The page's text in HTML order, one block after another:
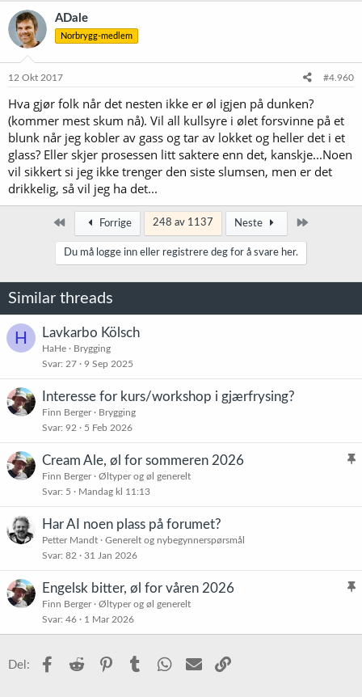
ADale
Norbrygg-medlem
12 Okt 2017 #4.960
Hva gjør folk når det nesten ikke er øl igjen på dunken?
(kommer mest skum nå). Vil all kullsyre i ølet forsvinne på et
blunk når jeg kobler av gass og tar av lokket og heller det i et
glass? Eller skjer prosessen litt saktere enn det, kanskje...Noen
vil sikkert si jeg ikke trenger den siste slumsen, men er det
drikkelig, så vil jeg ha det...
Først Forrige 248 av 1137 Neste
Du må logge inn eller registrere deg for å svare her.
Similar threads
H Lavkarbo Kölsch
HaHe
Brygging
Svar 27 9 Sep 2025
Interesse for kurs/workshop i gjærfrysing?
Finn Berger
Brygging
Svar 92 5 Feb 2026
K
Cream Ale, øl for sommeren 2026
Finn Berger
Øltyper og øl generelt
Svar 5 Mandag kl 11:13
Har AI noen plass på forumet?
Petter Mandt
Generelt og nybegynnerspørsmål
Svar 82 31 Jan 2026
K
s
Engelsk bitter, øl for våren 2026
Finn Berger
Øltyper og øl generelt
Svar 46 1 Mar 2026
Del: Facebook
Reddit PinterestTumblr WhatsApp
E-post